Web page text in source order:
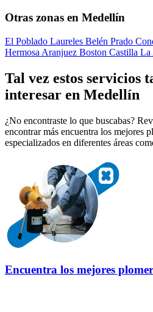
Otras zonas en Medellín
El Poblado Laureles Belén Prado
Hermosa Aranjuez Boston Castilla La
Tal vez estos servicios
interesar en Medellín
¿No encontraste lo que buscabas?
encontrar más encuentra los mejores
especializados en diferentes áreas
Encuentra los mejores